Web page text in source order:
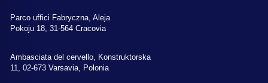
Parco uffici Fabryczna, Aleja
Pokoju 18, 31-564 Cracovia
Ambasciata del cervello, Konstruktorska
11, 02-673 Varsavia, Polonia